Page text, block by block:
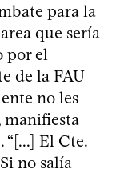
para la
que sería
por el
de la FAU
no les
manifiesta
“[...] El Cte.
no salía